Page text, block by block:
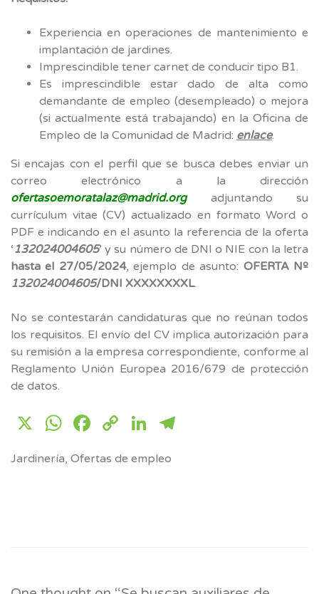
Experiencia en operaciones de mantenimiento e
implantación de jardines.
Imprescindible tener carnet de conducir tipo B1.
Es imprescindible estar dado de alta como
demandante de empleo (desempleado) o mejora
(si actualmente está trabajando) en la Oficina de
Empleo de la Comunidad de Madrid: enlace.
Si encajas con el perfil que se busca debes enviar un
correo electrónico a la dirección
ofertasoemoratalaz@madrid.orgadjuntando su
currículum vitae (CV) actualizado en formato Word o
PDF e indicando en el asunto la referencia de la oferta
‘132024004605’ y su número de DNI o NIE con la letra
hasta el 27/05/2024, ejemplo de asunto: OFERTA Nº
132024004605/DNI XXXXXXXXL.
No se contestarán candidaturas que no reúnan todos
los requisitos. El envío del CV implica autorización para
su remisión a la empresa correspondiente, conforme al
Reglamento Unión Europea 2016/679 de protección
de datos.
X WhatsApp
Facebook
CopyLinkedIn
Jardinería, Ofertas de empleo